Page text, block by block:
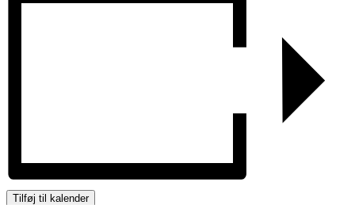
Tilføj til kalender